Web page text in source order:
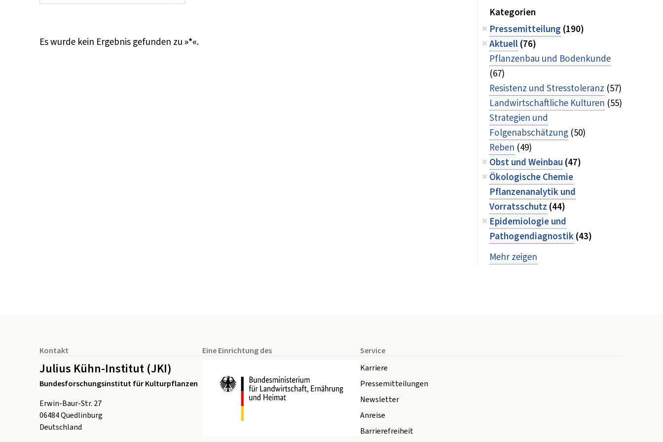
Es wurde kein Ergebnis gefunden zu»*«.
Kategorien
Pressemitteilung (190)
Aktuell(76)
Pflanzenbau und Bodenkunde
(67)
Resistenz und Stresstoleranz (57)
Landwirtschaftliche Kulturen (55)
Strategien und
Folgenabschätzung (50)
Reben (49)
Obst und Weinbau (47)
Ökologische Chemie
Pflanzenanalytik und
Vorratsschutz (44)
Epidemiologie und
Pathogendiagnostik(43)
Mehr zeigen
Kontakt
Julius Kühn-Institut (JKI)
Bundesforschungsinstitut für Kulturpflanzen
Erwin-Baur-Str. 27
06484Quedlinburg
Deutschland
Eine Einrichtung des
Service
Karriere
Pressemitteilungen
Newsletter
Anreise
Barrierefreiheit